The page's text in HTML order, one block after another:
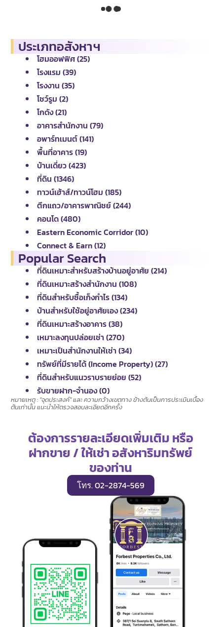
ประเภทอสังหาฯ
โฮมออฟฟิศ (25)
โรงแรม (39)
โรงงาน (35)
โชว์รูม (2)
โกดัง (21)
อาคารสำนักงาน (79)
อพาร์ทเมนต์ (141)
พื้นที่อาคาร (19)
บ้านเดี่ยว (423)
ที่ดิน (1346)
ทาวน์เฮ้าส์/ทาวน์โฮม (185)
ตึกแถว/อาคารพาณิชย์ (244)
คอนโด (480)
Eastern Economic Corridor (10)
Connect & Earn (12)
Popular Search
ที่ดินเหมาะสำหรับสร้างบ้านอยู่อาศัย (214)
ที่ดินเหมาะสร้างสำนักงาน (108)
ที่ดินสำหรับซื้อเก็งกำไร (134)
บ้านสำหรับใช้อยู่อาศัยเอง (234)
ที่ดินเหมาะสร้างอาคาร (38)
เหมาะลงทุนปล่อยเช่า (270)
เหมาะเป็นสำนักงานให้เช่า (34)
ทรัพย์ที่มีรายได้ (Income Property) (27)
ที่ดินสำหรับแนวราบรายย่อย (52)
รับขายฝาก-จำนอง (0)
หมายเหตุ : "จุดประสงค์" และ ความกว้างเขตทาง ข้างต้นเป็นการประเมินเบื้อง
ต้นเท่านั้น แนะนำให้ตรวจสอบละเอียดอีกครั้ง
ต้องการรายละเอียดเพิ่มเติม หรือ
ฝากขาย / ให้เช่า อสังหาริมทรัพย์
ของท่าน
โทร. 02-2874-569